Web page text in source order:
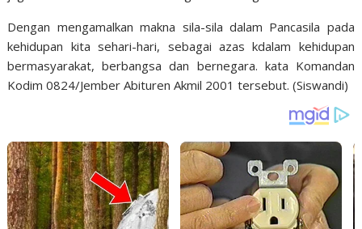
Dengan mengamalkan makna sila-sila dalam Pancasila pada
kehidupan kita sehari-hari, sebagai azas kdalam kehidupan
bermasyarakat, berbangsa dan bernegara. kata Komandan
Kodim 0824/Jember Abituren Akmil 2001 tersebut. (Siswandi)